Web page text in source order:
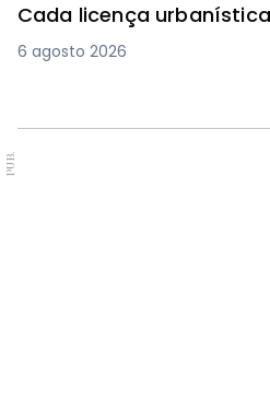
Cada licença
6 agosto 2026
PUB.